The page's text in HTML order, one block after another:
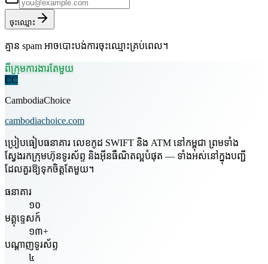
ចុះឈ្មោះ
គ្មាន spam អាចបោះបង់ការចុះឈ្មោះគ្រប់ពេល។
ពីក្រុមការងារតែមួយ
CC
CambodiaChoice
cambodiachoice.com
ប្រៀបធៀបធនាគារ លេខកូដ SWIFT និង ATM នៅកម្ពុជា ព្រមទាំង
ស្វែងរកក្រុមហ៊ុនទូរស័ព្ទ និងអ៊ីនធឺណិតល្អបំផុត — ទាំងអស់នៅក្នុងបញ្ជី
ដែលគួរឱ្យទុកចិត្តតែមួយ។
ធនាគារ
១០
មគ្គុទ្ទេសក៍
១៣+
បណ្តាញទូរស័ព្ទ
៤